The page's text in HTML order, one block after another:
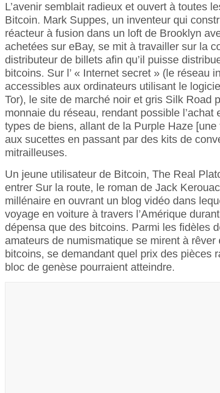
L’avenir semblait radieux et ouvert à toutes
Bitcoin. Mark Suppes, un inventeur qui
réacteur à fusion dans un loft de Brooklyn
achetées sur eBay, se mit à travailler sur la
distributeur de billets afin qu’il puisse
bitcoins. Sur l’ « Internet secret » (le réseau
accessibles aux ordinateurs utilisant le
Tor), le site de marché noir et gris Silk Road
monnaie du réseau, rendant possible l’achat
types de biens, allant de la Purple Haze
aux sucettes en passant par des kits de
mitrailleuses.
Un jeune utilisateur de Bitcoin, The Real
entrer Sur la route, le roman de Jack
millénaire en ouvrant un blog vidéo dans
voyage en voiture à travers l’Amérique
dépensa que des bitcoins. Parmi les fidèles
amateurs de numismatique se mirent à
bitcoins, se demandant quel prix des pièces
bloc de genèse pourraient atteindre.